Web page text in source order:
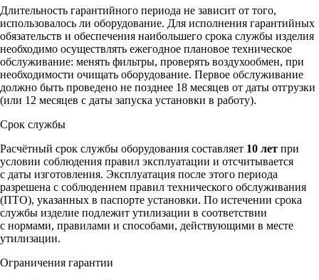
Длительность гарантийного периода не зависит от того,
использовалось ли оборудование. Для исполнения гарантийных
обязательств и обеспечения наибольшего срока службы изделия
необходимо осуществлять ежегодное плановое техническое
обслуживание: менять фильтры, проверять воздухообмен, при
необходимости очищать оборудование. Первое обслуживание
должно быть проведено не позднее 18 месяцев от даты отгрузки
(или 12 месяцев с даты запуска установки в работу).
Срок службы
Расчётный срок службы оборудования составляет 10 лет при
условии соблюдения правил эксплуатации и отсчитывается
с даты изготовления. Эксплуатация после этого периода
разрешена с соблюдением правил технического обслуживания
(ПТО), указанных в паспорте установки. По истечении срока
службы изделие подлежит утилизации в соответствии
с нормами, правилами и способами, действующими в месте
утилизации.
Ограничения гарантии